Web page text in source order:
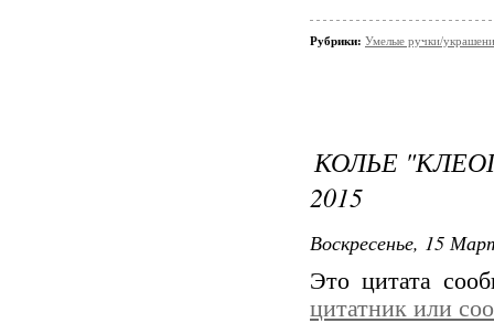
Рубрики: Умелые ручки/
КОЛЬЕ
2015
Воскресенье, 15
Это цитата
цитатник или